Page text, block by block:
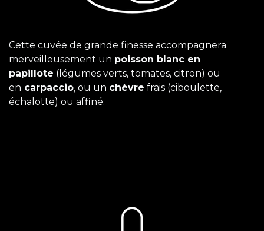
Cette cuvée de grande finesse accompagnera
merveilleusement un poisson blanc en
papillote (légumes verts, tomates, citron) ou
en carpaccio, ou un chèvre frais (ciboulette,
échalotte) ou affiné.